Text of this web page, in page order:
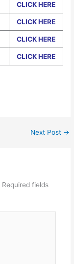
CLICK HERE
CLICK HERE
CLICK HERE
CLICK HERE
Next Post →
Required fields